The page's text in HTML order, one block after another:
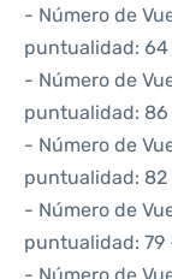
- Número de
puntualidad: 64
- Número de
puntualidad: 86
- Número de
puntualidad: 82
- Número de
puntualidad: 79